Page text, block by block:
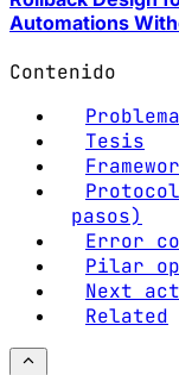
Automations
Contenido
Problema
Tesis
pasos)
Error
Pilar
Next
Related